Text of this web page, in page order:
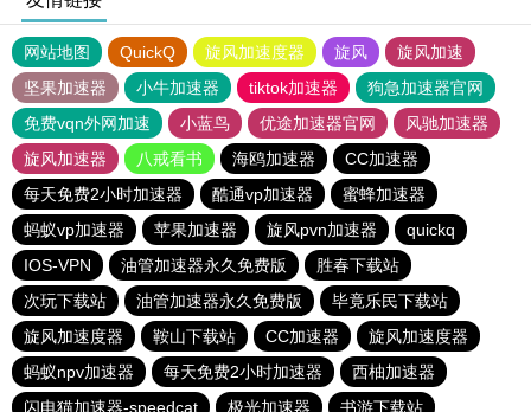
网站地图 QuickQ 旋风加速度器 旋风
旋风加速
坚果加速器
小牛加速器 tiktok加速器
狗急加速器官网
免费vqn外网加速
小蓝鸟 优途加速器官网
风驰加速器
旋风加速器
八戒看书 海鸥加速器
CC加速器
每天免费2小时加速器
酷通vp加速器
蜜蜂加速器
蚂蚁vp加速器
苹果加速器 旋风pvn加速器
quickq
IOS-VPN
油管加速器永久免费版
胜春下载站
次玩下载站
油管加速器永久免费版
毕竟乐民下载站
旋风加速度器
鞍山下载站 CC加速器
旋风加速度器
蚂蚁npv加速器
每天免费2小时加速器
西柚加速器
闪电猫加速器-speedcat
极光加速器 书游下载站